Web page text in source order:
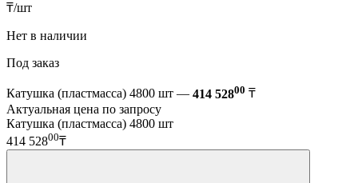
₸/шт
Нет в наличии
Под заказ
Катушка (пластмасса) 4800 шт — 414 52800 ₸
Актуальная цена по запросу
Катушка (пластмасса) 4800 шт
414 52800₸